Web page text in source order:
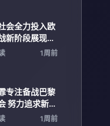
会全力投入欧
新阶段展现争
与强劲信心风
1周前
专注备战巴黎
努力追求新突
劳模精神
1周前